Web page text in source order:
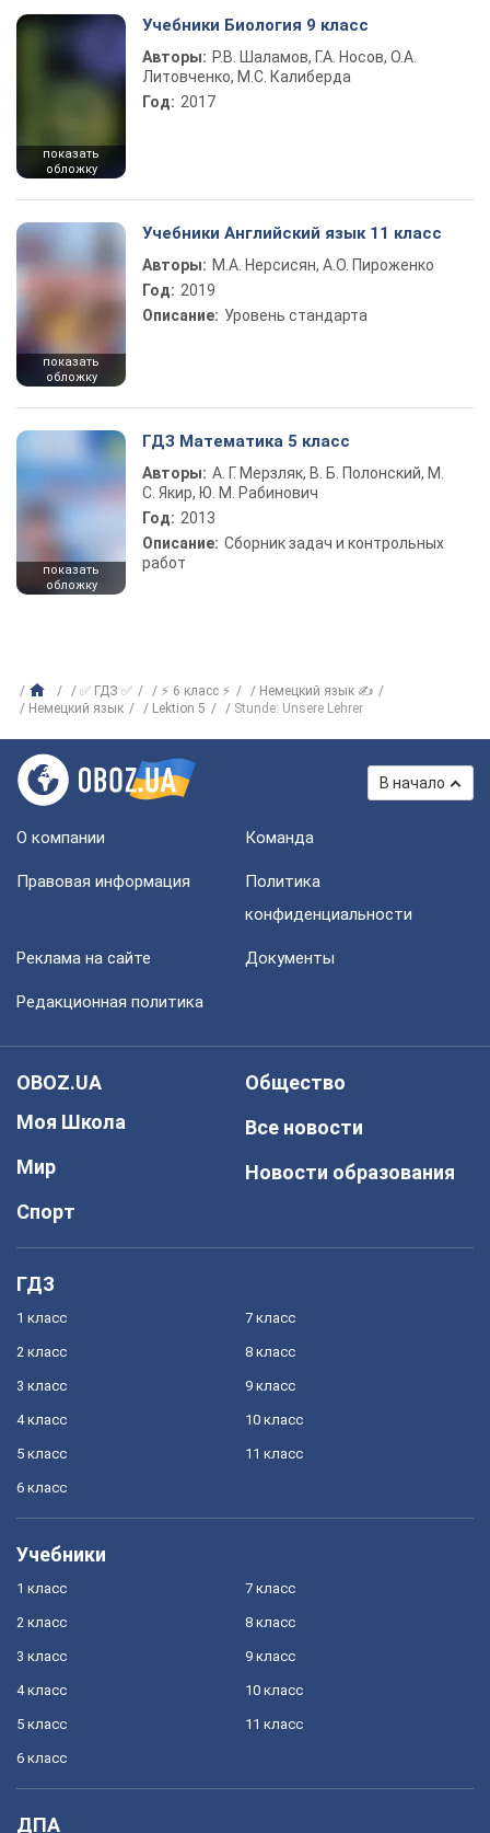
показать
обложку
Учебники Биология 9 класс
Авторы: Р.В. Шаламов, Г.А. Носов, О.А.
Литовченко, М.С. Калиберда
Год: 2017
показать
обложку
Учебники Английский язык 11 класс
Авторы: М.А. Нерсисян, А.О. Пироженко
Год: 2019
Описание: Уровень стандарта
показать
обложку
ГДЗ Математика 5 класс
Авторы: А. Г. Мерзляк, В. Б. Полонский, М.
С. Якир, Ю. М. Рабинович
Год: 2013
Описание: Сборник задач и контрольных
работ
✅ ГДЗ ✅ ⚡ 6 класс ⚡
Немецкий язык ✍
Немецкий язык
Lektion 5 Stunde: Unsere Lehrer
В начало
О компании Команда
Правовая информация
Политика
конфиденциальности
Реклама на сайте Документы
Редакционная политика
OBOZ.UA
Моя Школа
Мир
Спорт
Общество
Все новости
Новости образования
ГДЗ
1 класс
2 класс
3 класс
4 класс
5 класс
6 класс
7 класс
8 класс
9 класс
10 класс
11 класс
Учебники
1 класс
2 класс
3 класс
4 класс
5 класс
6 класс
7 класс
8 класс
9 класс
10 класс
11 класс
ДПА